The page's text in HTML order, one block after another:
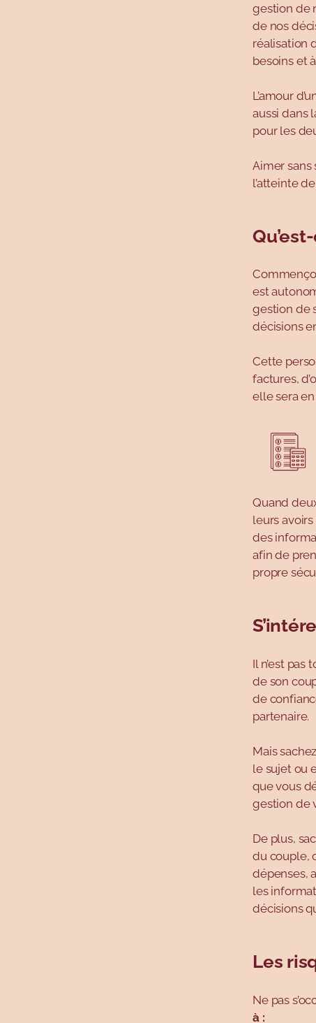
gestion de
de nos
réalisation
besoins et
L’amour
aussi dans
pour les
Aimer sans
l’atteinte
est
gestion de
décisions
Cette
factures,
elle sera
Quand
leurs
des
afin de
propre
Il n’est pas
de son
de
partenaire.
Mais
le sujet ou
que vous
gestion de
De plus,
du couple,
dépenses,
les
décisions
Les
Ne pas
à :